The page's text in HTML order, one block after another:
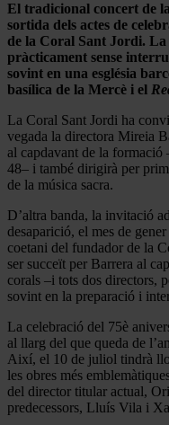
El tradicional concert de
sortida dels actes de
de la Coral Sant Jordi.
pràcticament sense
sovint en una església
basílica de la Mercè i el
La Coral Sant Jordi ha
vegada la directora Mireia
al capdavant de la formació
48– i també dirigirà per
de la música sacra.
D’altra banda, la invitació
desaparició, el mes de
coetani del fundador de la
ser succeït per Barrera al
corals –i tots dos directors,
sovint en la preparació i
La celebració del 75è
al llarg del que queda de
Així, el 10 de juliol tindrà
les obres més
del director titular actual,
predecessors, Lluís Vila i